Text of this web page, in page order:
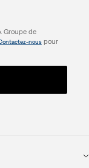
Groupe de
nouspour